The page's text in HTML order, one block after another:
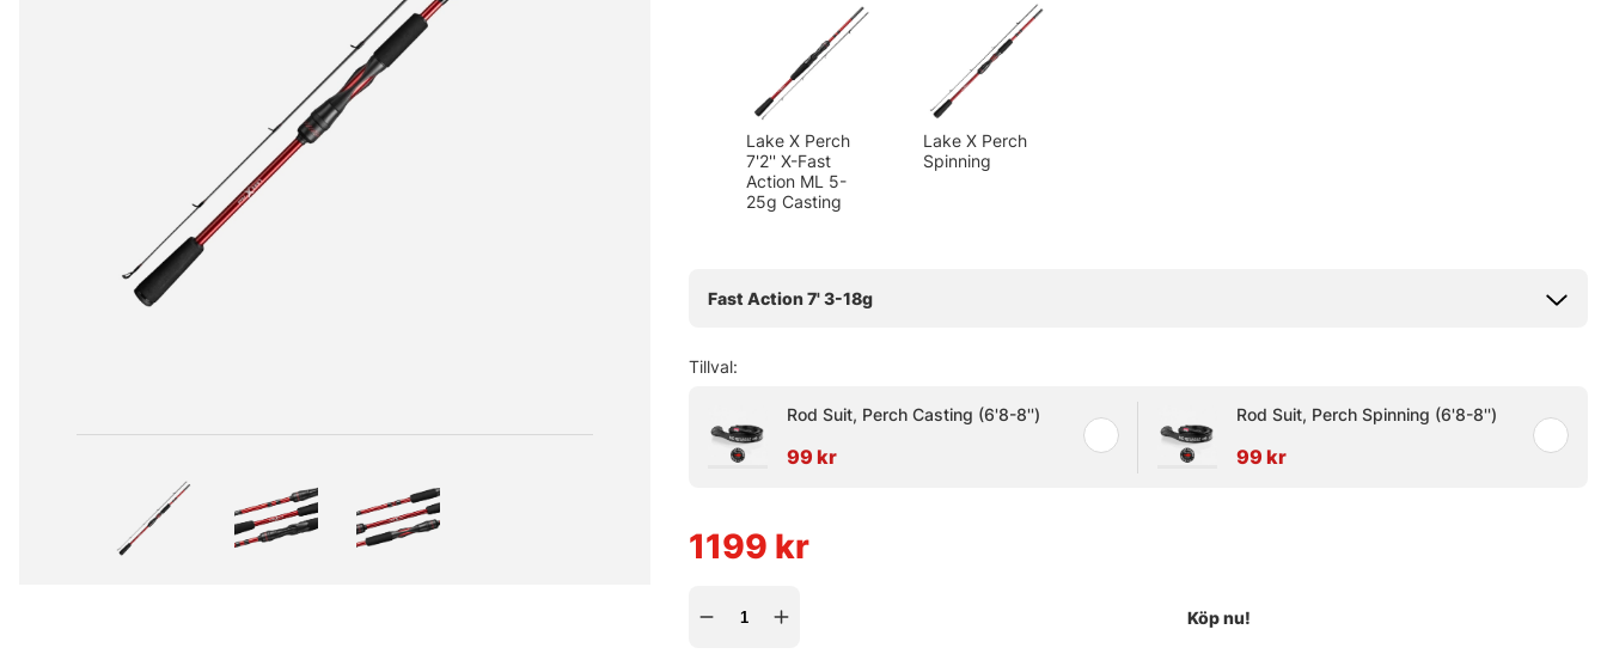
Lake X Perch
7'2'' X-Fast
Action ML 5-
25g Casting
Lake X Perch
Spinning
Fast Action 7' 3-18g
Tillval:
Rod Suit, Perch Casting (6'8-8'')
99 kr
Rod Suit, Perch Spinning (6'8-8'')
99 kr
1199 kr
Köp nu!